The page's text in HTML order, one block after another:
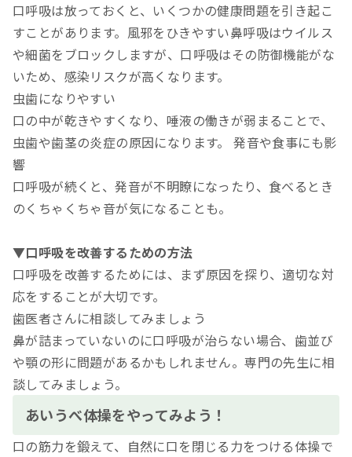
口呼吸は放っておくと、いくつかの健康問題を引き起こ
すことがあります。風邪をひきやすい鼻呼吸はウイルス
や細菌をブロックしますが、口呼吸はその防御機能がな
いため、感染リスクが高くなります。
虫歯になりやすい
口の中が乾きやすくなり、唾液の働きが弱まることで、
虫歯や歯茎の炎症の原因になります。 発音や食事にも影
響
口呼吸が続くと、発音が不明瞭になったり、食べるとき
のくちゃくちゃ音が気になることも。
▼口呼吸を改善するための方法
口呼吸を改善するためには、まず原因を探り、適切な対
応をすることが大切です。
歯医者さんに相談してみましょう
鼻が詰まっていないのに口呼吸が治らない場合、歯並び
や顎の形に問題があるかもしれません。専門の先生に相
談してみましょう。
あいうべ体操をやってみよう！
口の筋力を鍛えて、自然に口を閉じる力をつける体操で